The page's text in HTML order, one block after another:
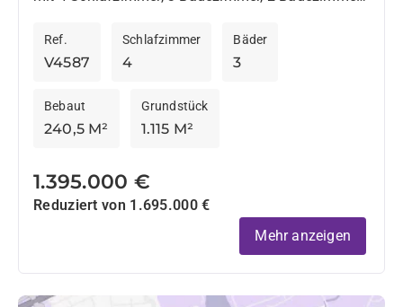
hat Pool...
V4587
Ref.
4
Schlafzimmer
3
Bäder
240,5 M²
Bebaut
1.115 M²
Grundstück
1.395.000 €
Reduziert von 1.695.000 €
Mehr anzeigen